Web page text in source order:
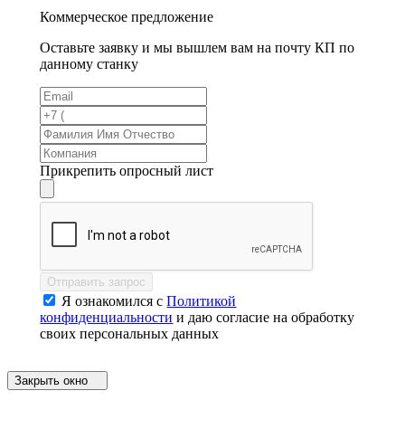
Коммерческое предложение
Оставьте заявку и мы вышлем вам на почту КП по
данному станку
Прикрепить опросный лист
Отправить запрос
Я ознакомился сПолитикой
конфиденциальности и даю согласие на обработку
своих персональных данных
Закрыть окно